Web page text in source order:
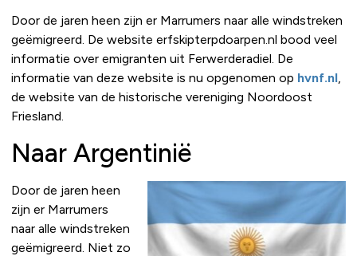
Door de jaren heen zijn er Marrumers naar alle windstreken
geëmigreerd. De website erfskipterpdoarpen.nl bood veel
informatie over emigranten uit Ferwerderadiel. De
informatie van deze website is nu opgenomen op hvnf.nl,
de website van de historische vereniging Noordoost
Friesland.
Naar Argentinië
Door de jaren heen
zijn er Marrumers
naar alle windstreken
geëmigreerd. Niet zo